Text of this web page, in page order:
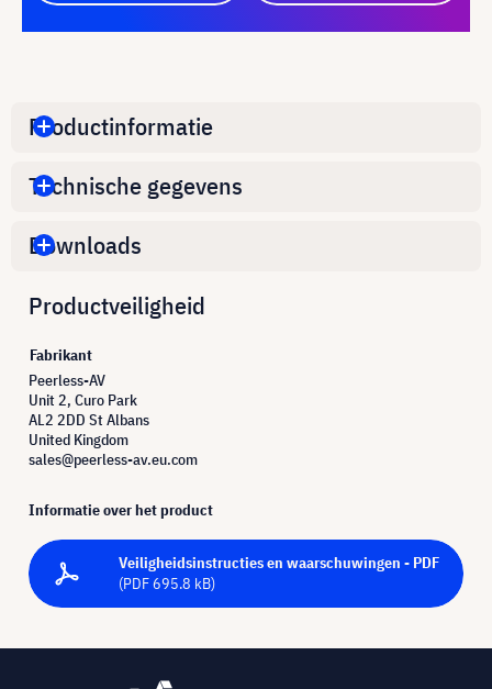
Productinformatie
Technische gegevens
Downloads
Productveiligheid
Fabrikant
Peerless-AV
Unit 2, Curo Park
AL2 2DD St Albans
United Kingdom
sales@peerless-av.eu.com
Informatie over het product
Veiligheidsinstructies en waarschuwingen - PDF
(PDF 695.8 kB)